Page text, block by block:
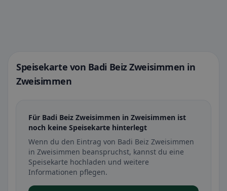
Speisekarte von Badi Beiz Zweisimmen in
Zweisimmen
Für Badi Beiz Zweisimmen in Zweisimmen ist
noch keine Speisekarte hinterlegt
Wenn du den Eintrag von Badi Beiz Zweisimmen
in Zweisimmen beanspruchst, kannst du eine
Speisekarte hochladen und weitere
Informationen pflegen.